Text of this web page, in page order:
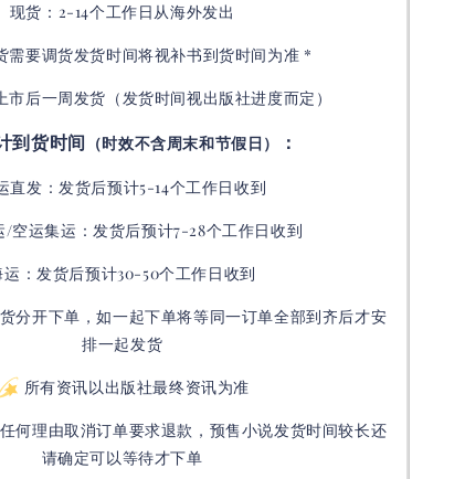
现货：2-14个工作日从海外发出
需要调货发货时间将视补书到货时间为准 *
市后一周发货（发货时间视出版社进度而定 ）
到货时间 （时效不含周末和节假日） ：
直发：发货后预计5-14个工作日收到
/空运集运：发货后预计7-28个工作日收到
运：发货后预计30-50个工作日收到
分开下单，如一起下单将等同一订单全部到齐后才安
排一起发货
所有资讯以出版社最终资讯为准
何理由取消订单要求退款，预售小说发货时间较长还
请确定可以等待才下单